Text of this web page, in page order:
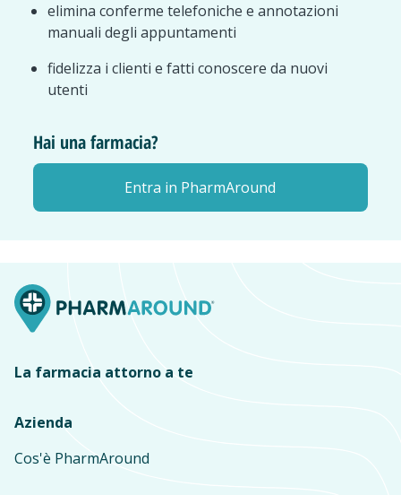
elimina conferme telefoniche e annotazioni
manuali degli appuntamenti
fidelizza i clienti e fatti conoscere da nuovi
utenti
Hai una farmacia?
Entra in PharmAround
La farmacia attorno a te
Azienda
Cos'è PharmAround